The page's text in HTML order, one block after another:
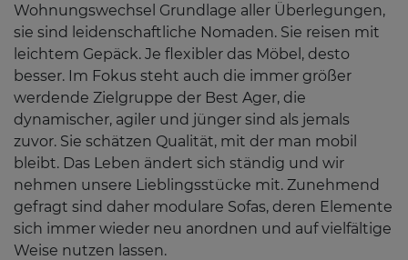
Wohnungswechsel Grundlage aller Überlegungen,
sie sind leidenschaftliche Nomaden. Sie reisen mit
leichtem Gepäck. Je flexibler das Möbel, desto
besser. Im Fokus steht auch die immer größer
werdende Zielgruppe der Best Ager, die
dynamischer, agiler und jünger sind als jemals
zuvor. Sie schätzen Qualität, mit der man mobil
bleibt. Das Leben ändert sich ständig und wir
nehmen unsere Lieblingsstücke mit. Zunehmend
gefragt sind daher modulare Sofas, deren Elemente
sich immer wieder neu anordnen und auf vielfältige
Weise nutzen lassen.